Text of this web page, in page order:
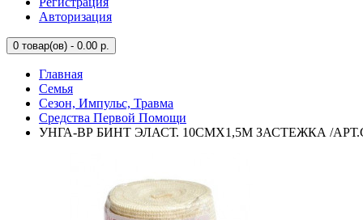
Авторизация
0 товар(ов) - 0.00 р.
Главная
Семья
Сезон, Импульс, Травма
Средства Первой Помощи
УНГА-ВР БИНТ ЭЛАСТ. 10СМX1,5М ЗАСТЕЖКА /